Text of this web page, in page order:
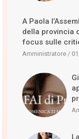
A Paola
della provincia
focus sulle
Amministratore